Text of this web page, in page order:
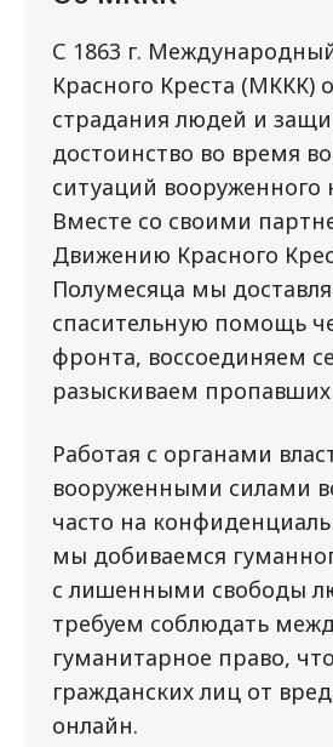
С 1863 г.
Красного Креста (МККК)
страдания людей и
достоинство во время
ситуаций вооруженного
Вместе со своими
Движению Красного
Полумесяца мы
спасительную помощь
фронта, воссоединяем
разыскиваем пропавших
Работая с органами
вооруженными силами
часто на
мы добиваемся
с лишенными свободы
требуем соблюдать
гуманитарное право,
гражданских лиц от
онлайн.